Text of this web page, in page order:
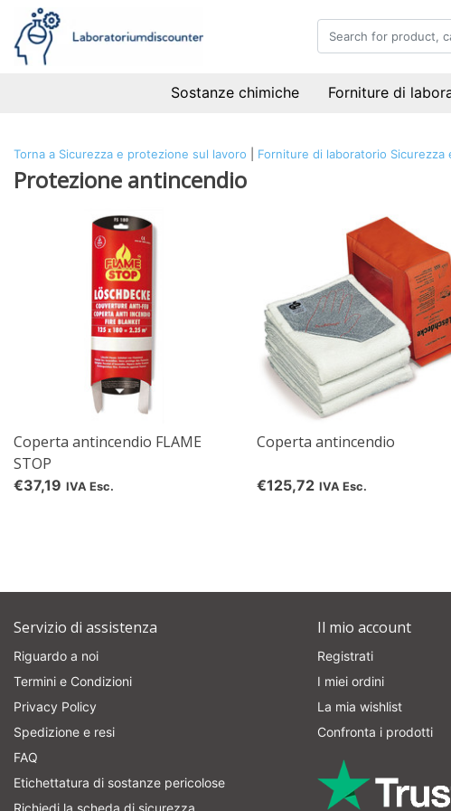
Sostanze chimiche Forniture di
Torna a Sicurezza e protezione sul lavoro Forniture di laboratorio Sicurezza
Protezione antincendio
Coperta antincendio FLAME
STOP
€37,19 IVA Esc.
Coperta antincendio
€125,72 IVA Esc.
Servizio di assistenza
Riguardo a noi
Termini e Condizioni
Privacy Policy
Spedizione e resi
FAQ
Etichettatura di sostanze pericolose
Richiedi la scheda di sicurezza
Il mio account
Registrati
I miei ordini
La mia wishlist
Confronta i prodotti